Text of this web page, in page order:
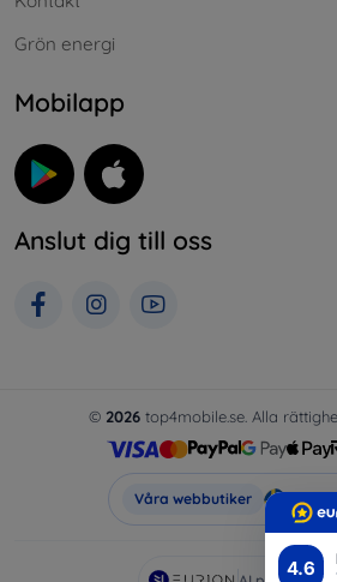
4.6
Grön energi
Mobilapp
Anslut dig till oss
© 2026 top4mobile.se. Alla
Våra webbutiker